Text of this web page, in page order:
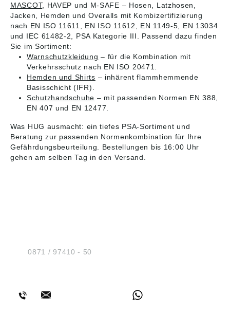
MASCOT, HAVEP und M-SAFE – Hosen, Latzhosen,
Jacken, Hemden und Overalls mit Kombizertifizierung
nach EN ISO 11611, EN ISO 11612, EN 1149-5, EN 13034
und IEC 61482-2, PSA Kategorie III. Passend dazu finden
Sie im Sortiment:
Warnschutzkleidung – für die Kombination mit
Verkehrsschutz nach EN ISO 20471.
Hemden und Shirts – inhärent flammhemmende
Basisschicht (IFR).
Schutzhandschuhe – mit passenden Normen EN 388,
EN 407 und EN 12477.
Was HUG ausmacht: ein tiefes PSA-Sortiment und
Beratung zur passenden Normenkombination für Ihre
Gefährdungsbeurteilung. Bestellungen bis 16:00 Uhr
gehen am selben Tag in den Versand.
Tel.:0871 / 97410 - 50